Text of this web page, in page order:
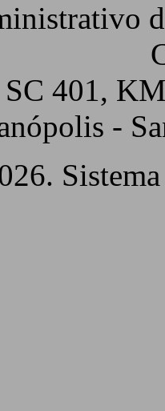
401,
-